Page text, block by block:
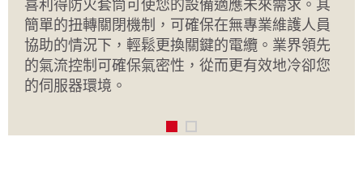
喜利得防火套筒可使您的設備適應未來需求。其
簡單的扭轉關閉機制，可確保在無專業維護人員
協助的情況下，輕鬆更換關鍵的電纜。業界領先
的氣流控制可確保氣密性，從而更有效地冷卻您
的伺服器環境。